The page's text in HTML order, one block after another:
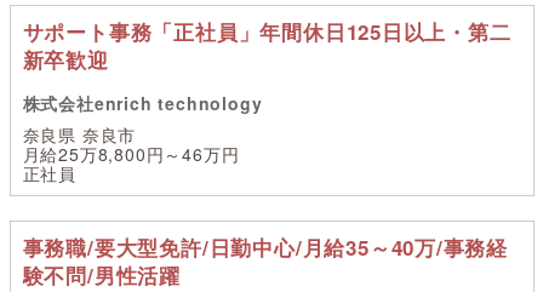
サポート事務「正社員」年間休日125日以上・第二
新卒歓迎
株式会社enrich technology
奈良県 奈良市
月給25万8,800円～46万円
正社員
事務職/要大型免許/日勤中心/月給35～40万/事務経
験不問/男性活躍